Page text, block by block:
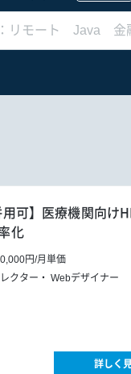
可】医療機関向け
化
円/月単価
クター Webデザイナー
詳しく